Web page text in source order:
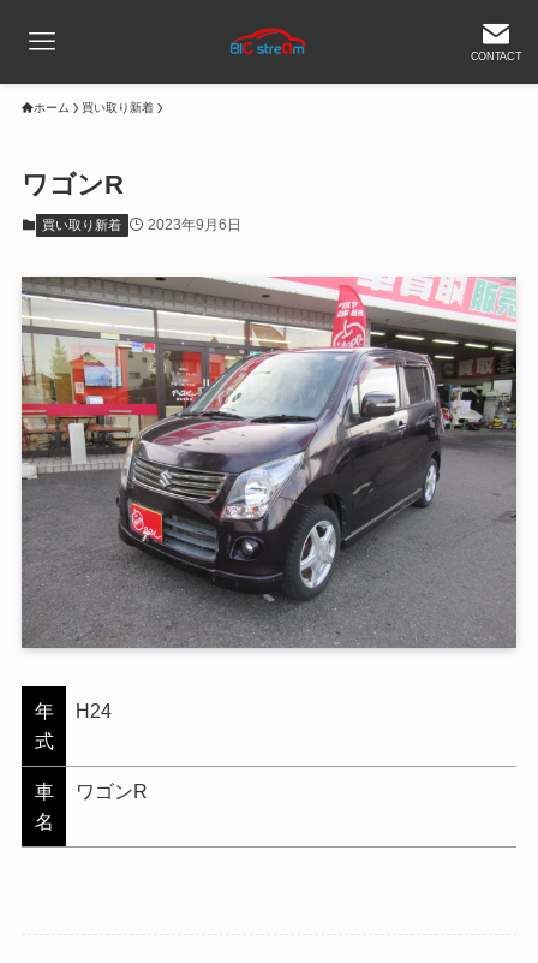
CONTACT
ホーム 買い取り新着
ワゴンR
買い取り新着 2023年9月6日
年
式
H24
車
名
ワゴンR